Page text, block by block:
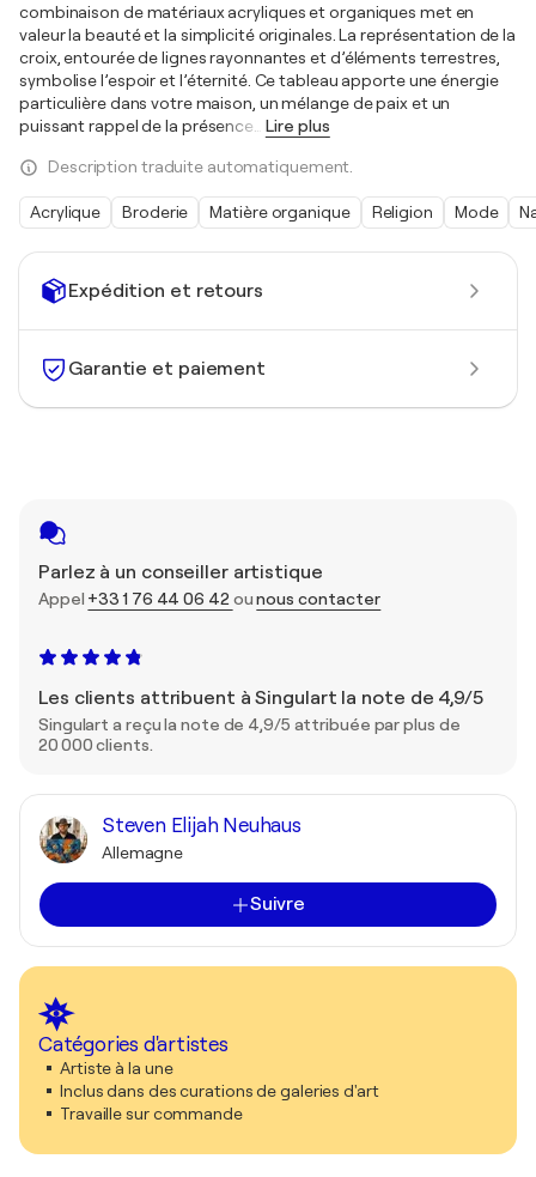
Expédition et retours
Garantie et paiement
Parlez à un conseiller artistique
Appel +33 1 76 44 06 42 ounous contacter
Les clients attribuent à Singulart la note de 4,9/5
Singulart a reçu la note de 4,9/5 attribuée par plus de
20 000 clients.
Steven Elijah Neuhaus
Allemagne
Suivre
Catégories d'artistes
Artiste à la une
Inclus dans des curations de galeries d'art
Travaille sur commande
combinaison de matériaux acryliques et organiques met en
valeur la beauté et la simplicité originales. La représentation de la
croix, entourée de lignes rayonnantes et d’éléments terrestres,
symbolise l’espoir et l’éternité. Ce tableau apporte une énergie
particulière dans votre maison, un mélange de paix et un
puissant rappel de la présence
Lire plus
Description traduite automatiquement.
Acrylique Broderie Matière organique Religion Mode